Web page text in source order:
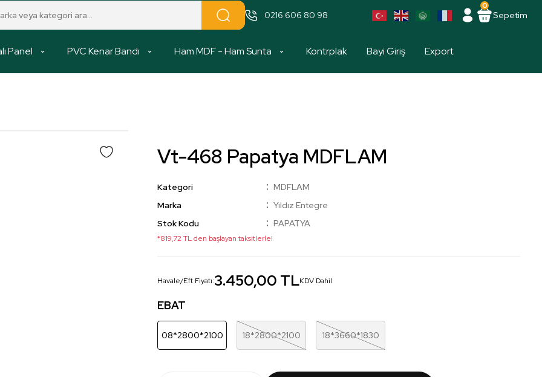
0216 606 80 98 Sepetim
0
Panel PVC Kenar Bandı Ham MDF - Ham Sunta Kontrplak Bayi Giriş Export
Vt-468 Papatya MDFLAM
Kategori
MDFLAM
Marka
Yıldız Entegre
Stok Kodu
PAPATYA
*819,72 TL den başlayan taksitlerle!
Havale/Eft Fiyatı:3.450,00 TLKDV Dahil
EBAT
08*2800*2100 18*2800*2100 18*3660*1830